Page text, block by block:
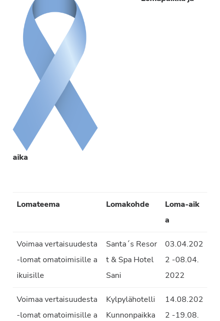
aika
Lomateema Lomakohde
Loma-aik
a
Voimaa vertaisuudesta
-lomat omatoimisille a
ikuisille
Santa´s Resor
t & Spa Hotel
Sani
03.04.202
2 -08.04.
2022
Voimaa vertaisuudesta
-lomat omatoimisille a
Kylpylähotelli
Kunnonpaikka
14.08.202
2 -19.08.